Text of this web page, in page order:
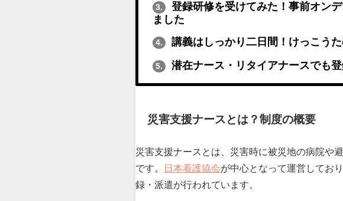
3.
登録研修を受けてみた！事前オン
ました
4. 講義はしっかり二日間！けっこう
5. 潜在ナース・リタイアナースでも
災害支援ナースとは？制度の概要
災害支援ナースとは、災害時に被災地の病院や
です。
日本看護協会が中心となって運営してお
録・派遣が行われています。